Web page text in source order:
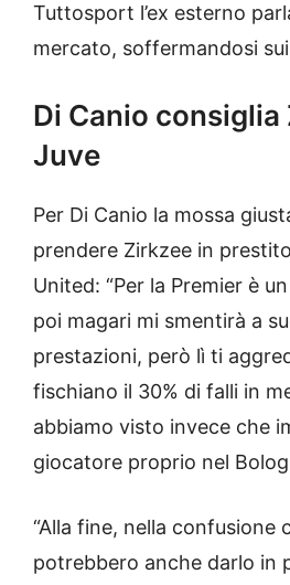
Tuttosport l’ex esterno
mercato, soffermandosi
Di Canio consiglia
Juve
Per Di Canio la mossa
prendere Zirkzee in
United: “Per la Premier è
poi magari mi smentirà a
prestazioni, però lì ti
fischiano il 30% di falli in
abbiamo visto invece che
giocatore proprio nel
“Alla fine, nella confusione
potrebbero anche darlo in